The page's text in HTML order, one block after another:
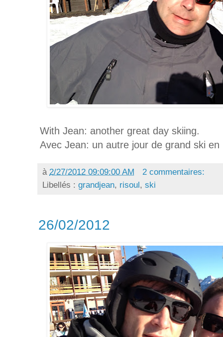
With Jean: another great day skiing.
Avec Jean: un autre jour de grand ski en
à 2/27/2012 09:09:00 AM
2 commentaires:
Libellés : grandjean, risoul, ski
26/02/2012